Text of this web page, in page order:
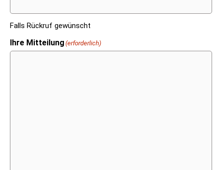
Falls Rückruf gewünscht
Ihre Mitteilung (erforderlich)